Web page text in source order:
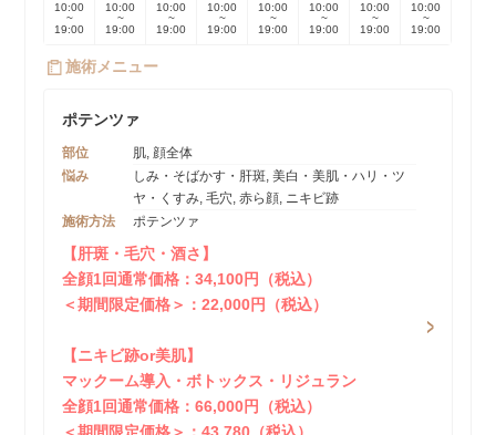
10:00
~
19:00
10:00
~
19:00
10:00
~
19:00
10:00
~
19:00
10:00
~
19:00
10:00
~
19:00
10:00
~
19:00
10:00
~
19:00
施術メニュー
ポテンツァ
部位
肌, 顔全体
悩み
しみ・そばかす・肝斑, 美白・美肌・ハリ・ツ
ヤ・くすみ, 毛穴, 赤ら顔, ニキビ跡
施術方法
ポテンツァ
【肝斑・毛穴・酒さ】
全顔1回通常価格：34,100円（税込）
＜期間限定価格＞：22,000円（税込）
【ニキビ跡or美肌】
マックーム導入・ボトックス・リジュラン
全顔1回通常価格：66,000円（税込）